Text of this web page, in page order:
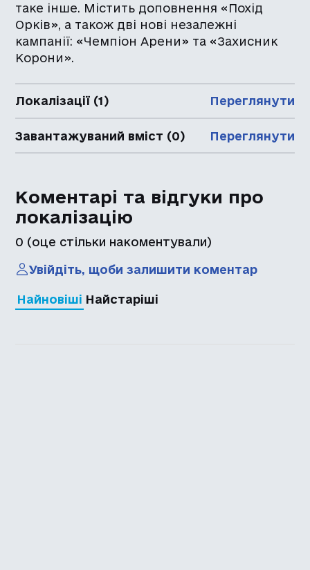
таке інше. Містить доповнення «Похід
Орків», а також дві нові незалежні
кампанії: «Чемпіон Арени» та «Захисник
Корони».
Локалізації (1) Переглянути
Завантажуваний вміст (0) Переглянути
Коментарі та відгуки про
локалізацію
0 (оце стільки накоментували)
Увійдіть, щоби залишити коментар
Найновіші Найстаріші